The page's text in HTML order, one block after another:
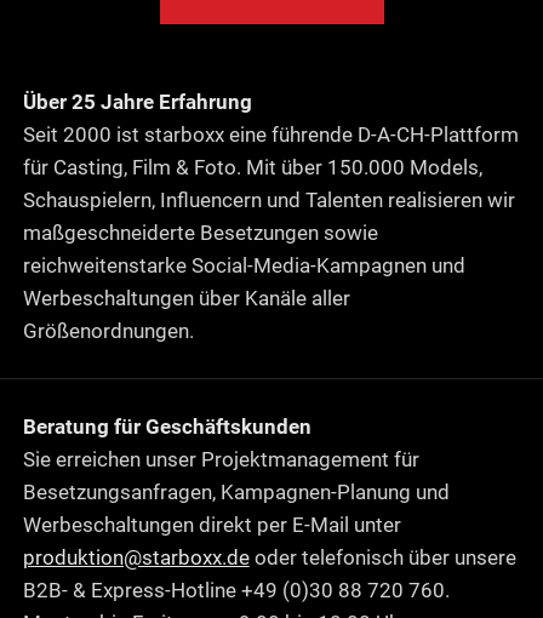
Über 25 Jahre Erfahrung
Seit 2000 ist starboxx eine führende D-A-CH-Plattform
für Casting, Film & Foto. Mit über 150.000 Models,
Schauspielern, Influencern und Talenten realisieren wir
maßgeschneiderte Besetzungen sowie
reichweitenstarke Social-Media-Kampagnen und
Werbeschaltungen über Kanäle aller
Größenordnungen.
Beratung für Geschäftskunden
Sie erreichen unser Projektmanagement für
Besetzungsanfragen, Kampagnen-Planung und
Werbeschaltungen direkt per E-Mail unter
produktion@starboxx.deoder telefonisch über unsere
B2B- & Express-Hotline +49 (0)30 88 720 760.